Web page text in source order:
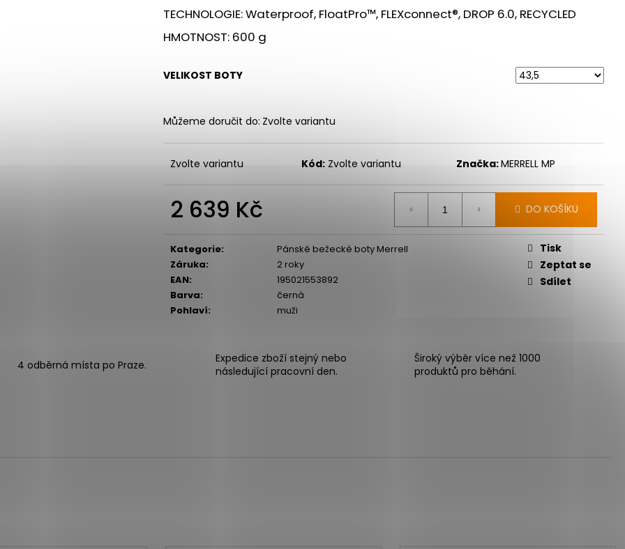
TECHNOLOGIE: Waterproof, FloatPro™, FLEXconnect®, DROP 6.0, RECYCLED
HMOTNOST: 600 g
VELIKOST BOTY
Můžeme doručit do: Zvolte variantu
Zvolte variantu Kód: Zvolte variantu Značka:MERRELL MP
2 639 Kč DO KOŠÍKU
Kategorie:
Pánské bežecké boty Merrell
Záruka:
2 roky
EAN:
195021553892
Barva:
černá
Pohlaví: muži
Tisk
Zeptat se
Sdílet
4 odběrná místa po Praze.
Expedice zboží stejný nebo
následující pracovní den.
Široký výběr více než 1000
produktů pro běhání.